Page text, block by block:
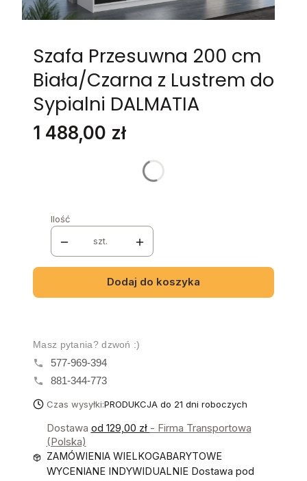
Szafa Przesuwna 200 cm
Biała/Czarna z Lustrem do
Sypialni DALMATIA
Cena
1 488,00 zł
Stwórz swój wymarzony mebel
Poszczególne warianty mogą różnić się ceną
Ilość
szt.
Dodaj do koszyka
Masz pytania? dzwoń :)
577-969-394
881-344-773
Czas wysyłki:PRODUKCJA do 21 dni roboczych
Dostawa od 129,00 zł - Firma Transportowa
(Polska)
ZAMÓWIENIA WIELKOGABARYTOWE
WYCENIANE INDYWIDUALNIE Dostawa pod